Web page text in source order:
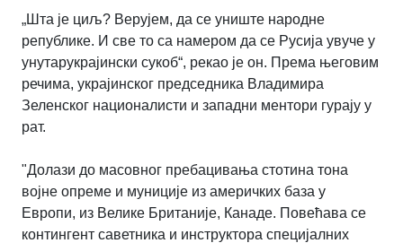
„Шта је циљ? Верујем, да се униште народне
републике. И све то са намером да се Русија увуче у
унутарукрајински сукоб“, рекао је он. Према његовим
речима, украјинског председника Владимира
Зеленског националисти и западни ментори гурају у
рат.
"Долази до масовног пребацивања стотина тона
војне опреме и муниције из америчких база у
Европи, из Велике Британије, Канаде. Повећава се
контингент саветника и инструктора специјалних